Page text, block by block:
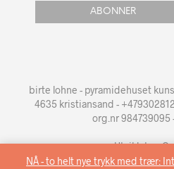
NÅ - to helt nye trykk med trær:
birte lohne - pyramidehuset
4635 kristiansand -
org.nr 984739095
Utviklet av